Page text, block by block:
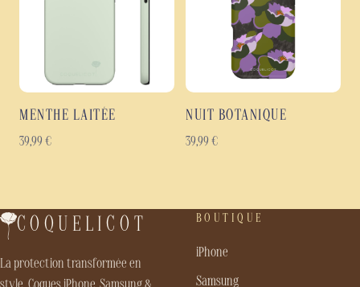
MENTHE LAITÉE
39,99 €
NUIT BOTANIQUE
39,99 €
COQUELICOT
La protection transformée en
BOUTIQUE
iPhone
Samsung